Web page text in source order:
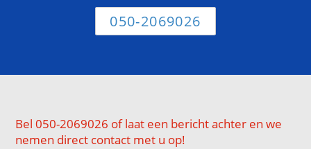
050-2069026
Bel 050-2069026 of laat een bericht achter en we
nemen direct contact met u op!